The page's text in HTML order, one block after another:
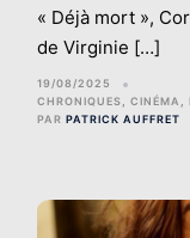
« Déjà mort »,
de Virginie […]
19/08/2025
CHRONIQUES
CINÉMA
PAR PATRICK AUFFRET